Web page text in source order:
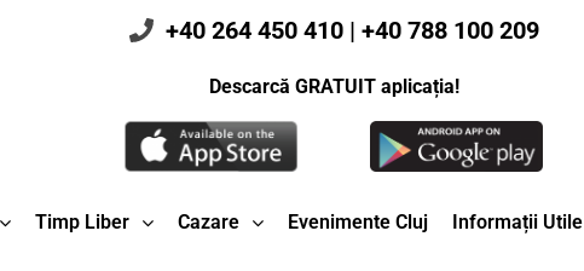
+40 264 450 410 | +40 788 100 209
Descarcă GRATUIT aplicația!
Timp Liber Cazare Evenimente Cluj Informații Utile